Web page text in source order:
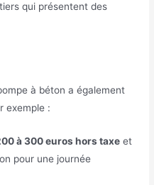
qui présentent des
à béton a également
exemple :
à 300 euros hors taxe et
pour une journée